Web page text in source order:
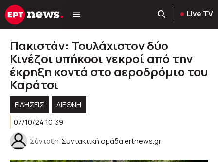
Μετάβαση
σε
Live TV
Πακιστάν: Τουλάχιστον δύο
Κινέζοι υπήκοοι νεκροί από την
έκρηξη κοντά στο αεροδρόμιο του
Καράτσι
ΕΙΔΗΣΕΙΣ
ΔΙΕΘΝΗ
07/10/24 10:39
Σύνταξη Συντακτική ομάδα ertnews.gr